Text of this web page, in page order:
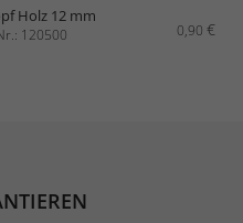
Holz 12 mm
120500 0,90 €